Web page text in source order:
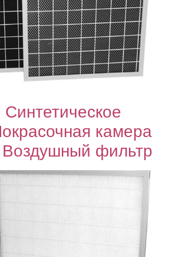
камера
фильтр